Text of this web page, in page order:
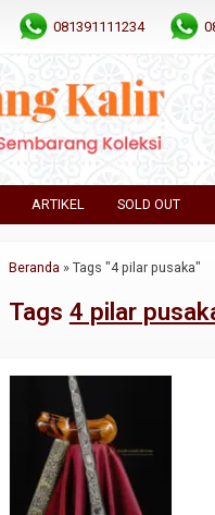
081391111234
ARTIKEL SOLD OUT
Beranda» Tags "4 pilar pusaka"
Tags 4 pilar